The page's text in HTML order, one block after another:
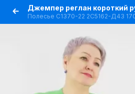
Полесье С1370-22 2С5162-Д43